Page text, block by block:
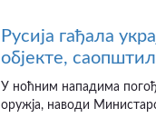
Русија гађала
објекте,
У ноћним нападима
оружја, наводи